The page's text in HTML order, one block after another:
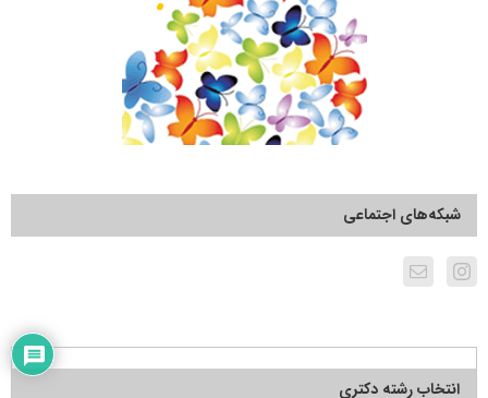
شبکه‌های اجتماعی
انتخاب رشته دکتری